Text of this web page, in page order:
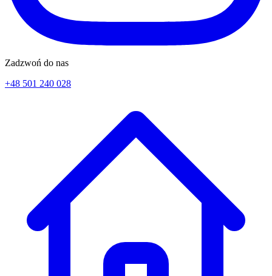
Zadzwoń do nas
+48 501 240 028